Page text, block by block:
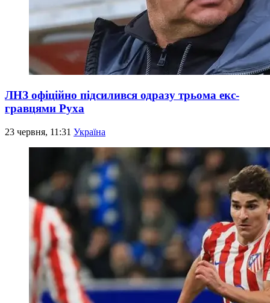
ЛНЗ офіційно підсилився одразу трьома екс-
гравцями Руха
23 червня, 11:31 Україна